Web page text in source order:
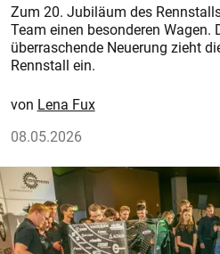
Zum 20. Jubiläum des
Team einen besonderen Wagen.
überraschende Neuerung zieht
Rennstall ein.
Lena Fux
08.05.2026